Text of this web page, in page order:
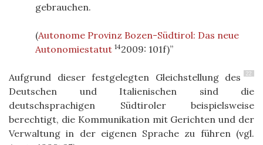
gebrauchen.
(Autonome Provinz Bozen-Südtirol: Das neue
Autonomiestatut 142009: 101f)
22
Aufgrund dieser festgelegten Gleichstellung des
Deutschen und Italienischen sind die
deutschsprachigen Südtiroler beispielsweise
berechtigt, die Kommunikation mit Gerichten und der
Verwaltung in der eigenen Sprache zu führen (vgl.